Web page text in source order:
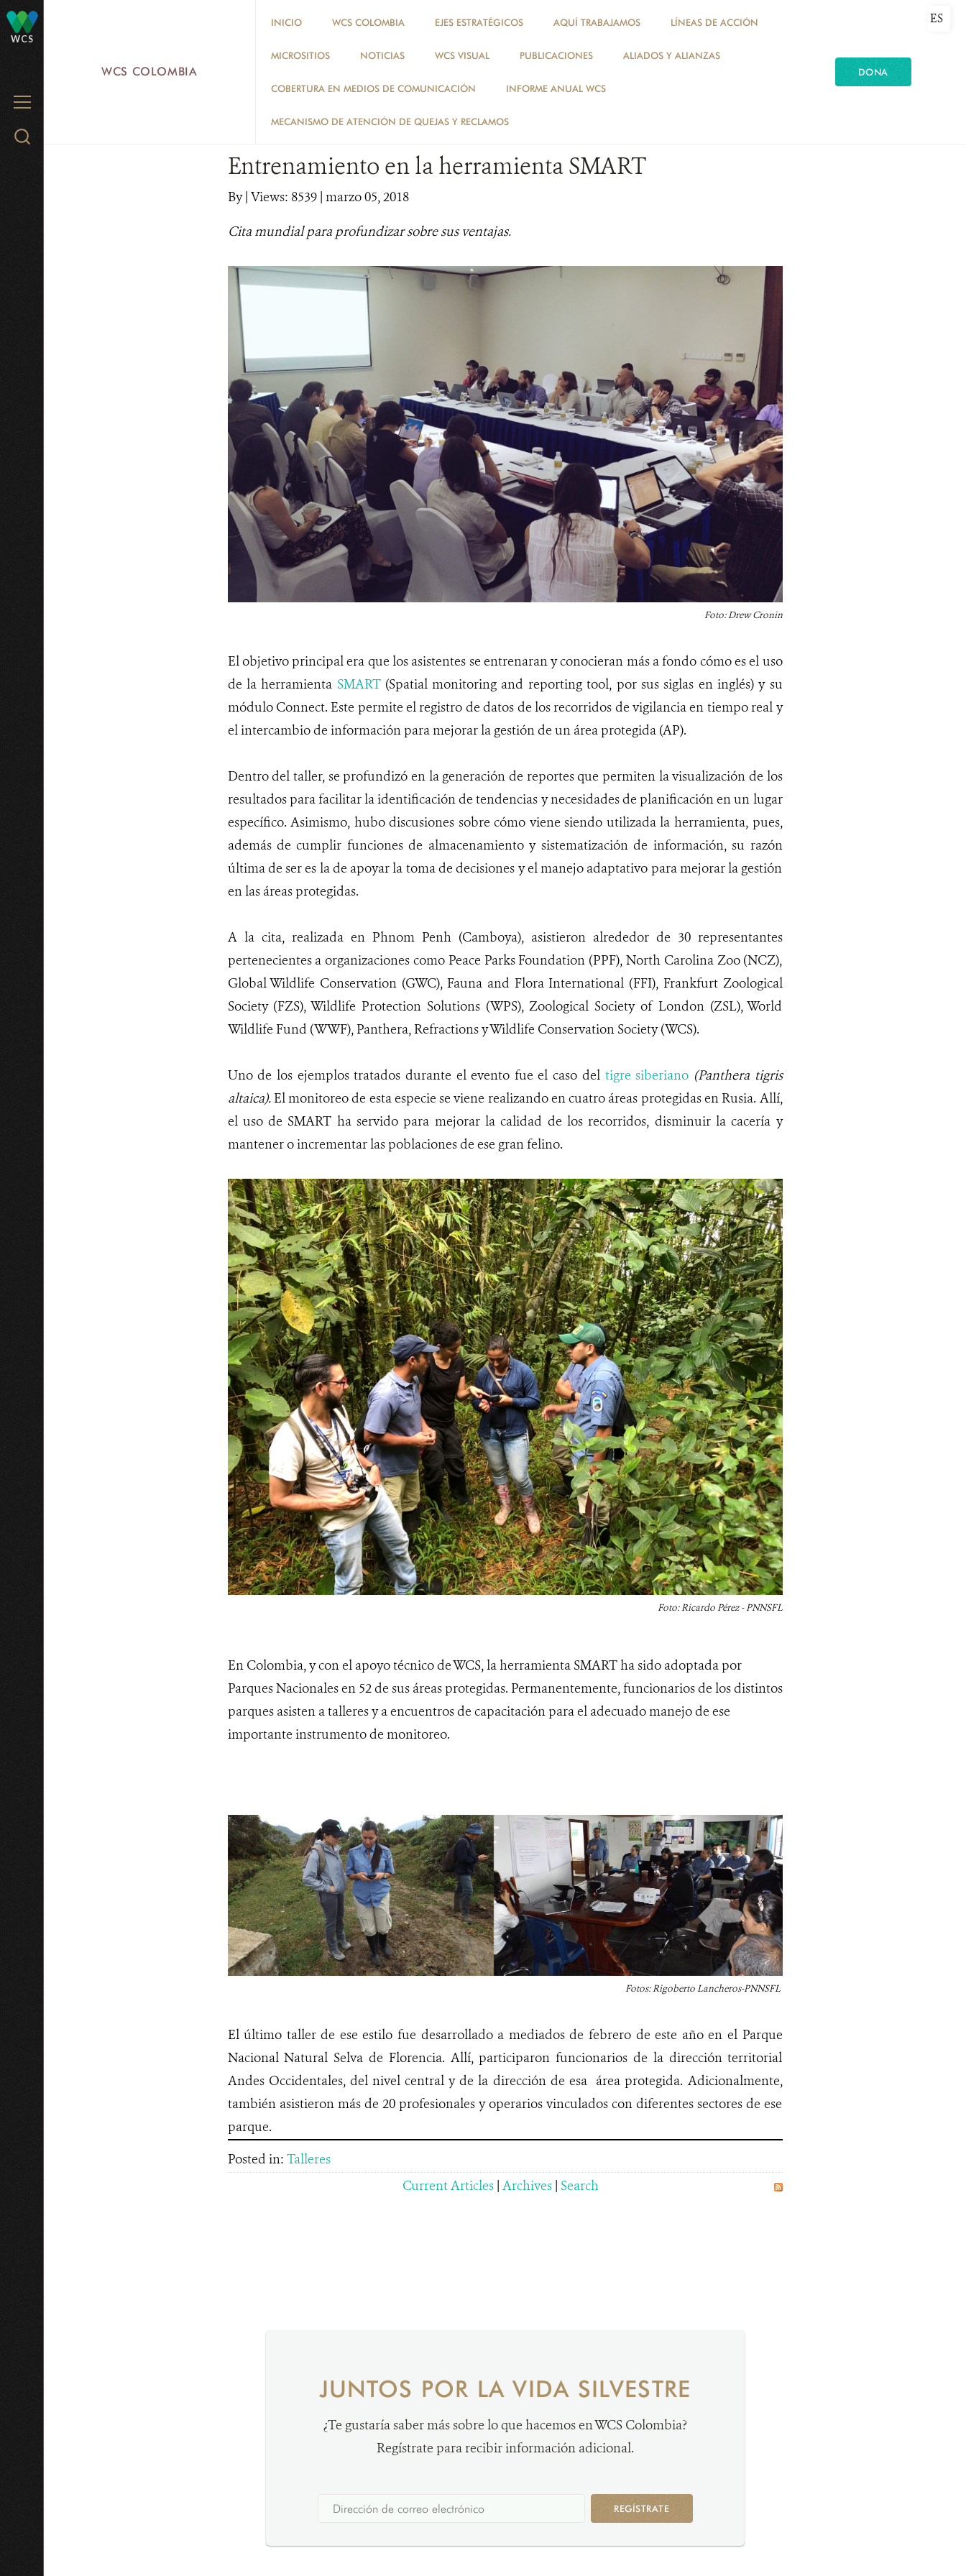
WCS
MENU
Search
WCS COLOMBIA
INICIO WCS COLOMBIA EJES ESTRATÉGICOS AQUÍ TRABAJAMOS LÍNEAS DE ACCIÓN
MICROSITIOS NOTICIAS WCS VISUAL PUBLICACIONES ALIADOS Y ALIANZAS
COBERTURA EN MEDIOS DE COMUNICACIÓN INFORME ANUAL WCS
MECANISMO DE ATENCIÓN DE QUEJAS Y RECLAMOS
DONA
ES
TALLERES
Entrenamiento en la herramienta SMART
By| Views: 8539| marzo 05, 2018
Cita mundial para profundizar sobre sus ventajas.
Foto: Drew Cronin
El objetivo principal era que los asistentes se entrenaran y conocieran más a fondo cómo es el uso
de la herramienta SMART(Spatial monitoring and reporting tool, por sus siglas en inglés) y su
módulo Connect. Este permite el registro de datos de los recorridos de vigilancia en tiempo real y
el intercambio de información para mejorar la gestión de un área protegida (AP).
Dentro del taller, se profundizó en la generación de reportes que permiten la visualización de los
resultados para facilitar la identificación de tendencias y necesidades de planificación en un lugar
específico. Asimismo, hubo discusiones sobre cómo viene siendo utilizada la herramienta, pues,
además de cumplir funciones de almacenamiento y sistematización de información, su razón
última de ser es la de apoyar la toma de decisiones y el manejo adaptativo para mejorar la gestión
en las áreas protegidas.
A la cita, realizada en Phnom Penh (Camboya), asistieron alrededor de 30 representantes
pertenecientes a organizaciones como Peace Parks Foundation (PPF), North Carolina Zoo (NCZ),
Global Wildlife Conservation (GWC), Fauna and Flora International (FFI), Frankfurt Zoological
Society (FZS), Wildlife Protection Solutions (WPS), Zoological Society of London (ZSL), World
Wildlife Fund (WWF), Panthera, Refractions y Wildlife Conservation Society (WCS).
Uno de los ejemplos tratados durante el evento fue el caso del tigre siberiano (Panthera tigris
altaica). El monitoreo de esta especie se viene realizando en cuatro áreas protegidas en Rusia. Allí,
el uso de SMART ha servido para mejorar la calidad de los recorridos, disminuir la cacería y
mantener o incrementar las poblaciones de ese gran felino.
Foto: Ricardo Pérez - PNNSFL
En Colombia, y con el apoyo técnico de WCS, la herramienta SMART ha sido adoptada por
Parques Nacionales en 52 de sus áreas protegidas. Permanentemente, funcionarios de los distintos
parques asisten a talleres y a encuentros de capacitación para el adecuado manejo de ese
importante instrumento de monitoreo.
Fotos: Rigoberto Lancheros-PNNSFL
El último taller de ese estilo fue desarrollado a mediados de febrero de este año en el Parque
Nacional Natural Selva de Florencia. Allí, participaron funcionarios de la dirección territorial
Andes Occidentales, del nivel central y de la dirección de esa área protegida. Adicionalmente,
también asistieron más de 20 profesionales y operarios vinculados con diferentes sectores de ese
parque.
Posted in: Talleres
Current Articles | Archives | Search
JUNTOS POR LA VIDA SILVESTRE
¿Te gustaría saber más sobre lo que hacemos en WCS Colombia?
Regístrate para recibir información adicional.
REGÍSTRATE